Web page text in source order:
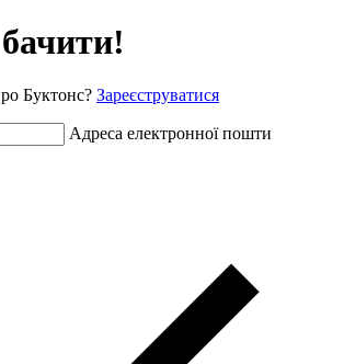
Буктонс? Зареєструватися
Адреса електронної пошти